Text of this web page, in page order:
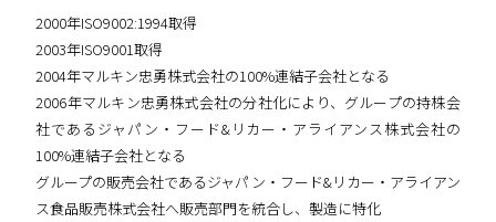
2000年ISO9002:1994取得
2003年ISO9001取得
2004年マルキン忠勇株式会社の100%連結子会社となる
2006年マルキン忠勇株式会社の分社化により、グループの持株会
社であるジャパン・フード&リカー・アライアンス株式会社の
100%連結子会社となる
グループの販売会社であるジャパン・フード&リカー・アライアン
ス食品販売株式会社へ販売部門を統合し、製造に特化